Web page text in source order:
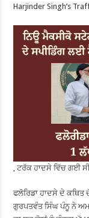
Harjinder Singh’s
, ਟਰੱਕ ਹਾਦਸੇ ਵਿੱਚ ਗਈ
ਫਲੋਰਿਡਾ ਹਾਦਸੇ ਦੇ ਕਥਿਤ
ਗੁਰਪਤਵੰਤ ਸਿੰਘ ਪੰਨੂ ਨੇ